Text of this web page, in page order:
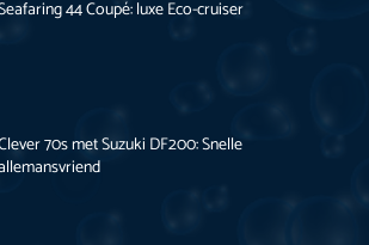
44 Coupé: luxe Eco-cruiser
70s met Suzuki DF200: Snelle